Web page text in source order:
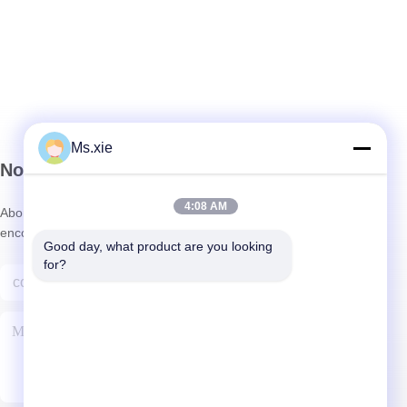
Notre Newsletter
Abonnez-vous à notre newsletter pour des réductions et plus
encore.
Ms.xie
4:08 AM
Good day, what product are you looking
for?